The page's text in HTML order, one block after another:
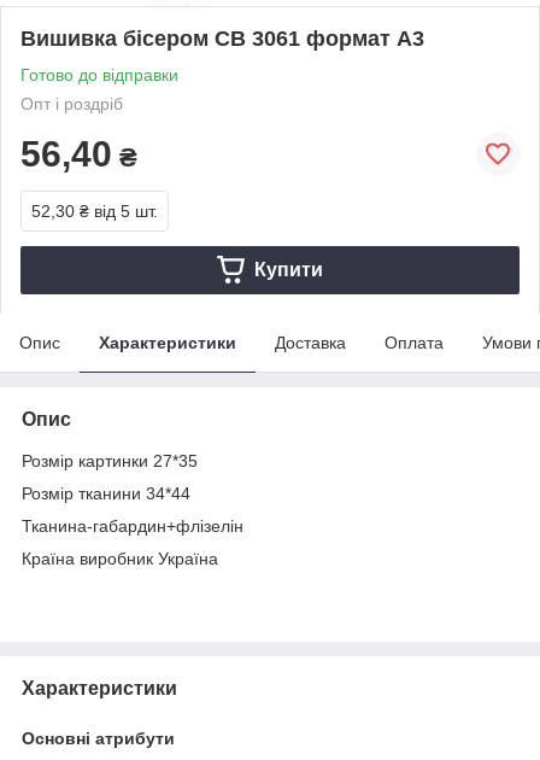
Вишивка бісером СВ 3061 формат А3
Готово до відправки
Опт і роздріб
56,40 ₴
52,30 ₴ від 5 шт.
Купити
Опис Характеристики Доставка Оплата Умови
Опис
Розмір картинки 27*35
Розмір тканини 34*44
Тканина-габардин+флізелін
Країна виробник Україна
Характеристики
Основні атрибути